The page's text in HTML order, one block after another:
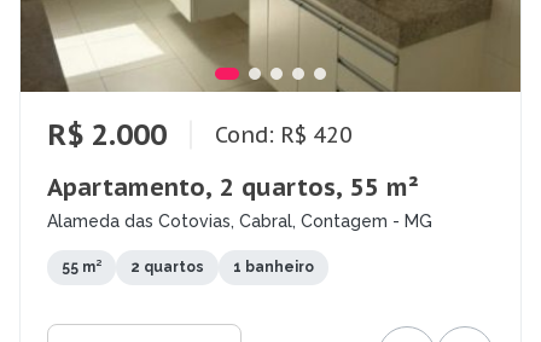
R$ 2.000 Cond: R$ 420
Apartamento, 2 quartos, 55 m²
Alameda das Cotovias, Cabral, Contagem - MG
55 m² 2 quartos 1 banheiro